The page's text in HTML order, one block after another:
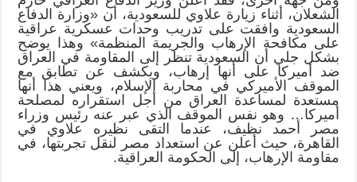
الشعلان، أثناء زيارة علاوي للسعودية، أن «وزارة الدفاع
السعودية وافقت على تدريب وحدات عسكرية عراقية
على مكافحة الإرهاب والجريمة المنظمة» وهذا يوضح
بشكل جلي أن السعودية تنظر إلى المقاومة في العراق
ضد أميركا على أنها إرهاب، ويكشف عن تطابق مع
الموقف الأميركي في محاربة الإسلام، ويعني هذا أنها
مستعدة لمساعدة العراق من أجل استقراره لمصلحة
أميركا… وهو نفس الموقف الذي عبر عنه رئيس وزراء
مصر أحمد نظيف، عندما التقى نظيره علاوي في
القاهرة، حيث أعلن عن استعداد مصر لنقل تجربتها، في
مقاومة الإرهاب، إلى الحكومة العراقية.